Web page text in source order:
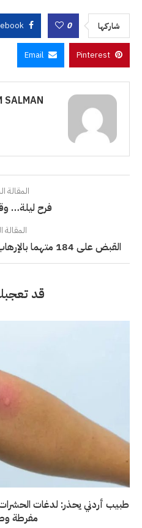
شاركها 0
Pinterest
Email
SALMAN
المقالة
فرح ليلة…
المقالة
القبض على 184 متهما بالإرهاب والمخدرات والابتزاز في العراق
قد
طبيب أردني يحذر: لدغات
مفرطة